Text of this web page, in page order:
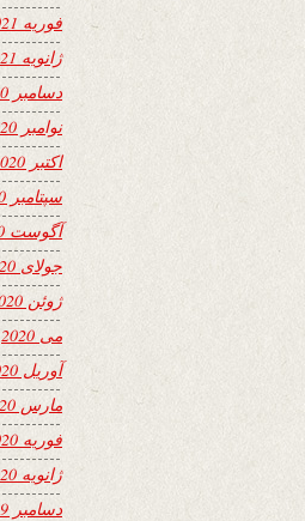
فوریه 2021
ژانویه 2021
دسامبر 2020
نوامبر 2020
اکتبر 2020
سپتامبر 2020
آگوست 2020
جولای 2020
ژوئن 2020
می 2020
آوریل 2020
مارس 2020
فوریه 2020
ژانویه 2020
دسامبر 2019